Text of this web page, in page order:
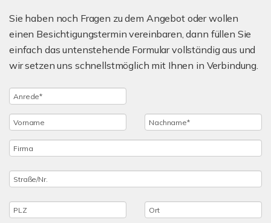
Sie haben noch Fragen zu dem Angebot oder wollen
einen Besichtigungstermin vereinbaren, dann füllen Sie
einfach das untenstehende Formular vollständig aus und
wir setzen uns schnellstmöglich mit Ihnen in Verbindung.